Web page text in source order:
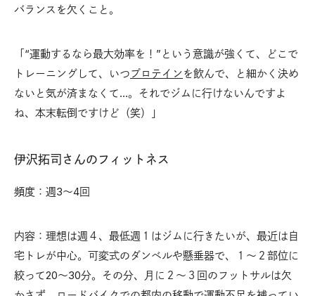
バランスを欠くこと。
「“運動するなら最大効率を！”という意識が強くて、どこで
トレーニングして、いつプロテイン を飲んで、と細かく決め
ないと気が済まなくて…。それでジムに行けないんですよ
ね、本末転倒ですけど（笑）」
伊沢拓司さんのフィットネス
頻度：週3〜4回
内容：理想は週４、最低週１はジムに行きたいが、最近は自
宅トレが中心。可変式のダンベルや懸垂器で、１〜２部位に
絞って20〜30分。その分、月に２〜３回のフットサルは欠